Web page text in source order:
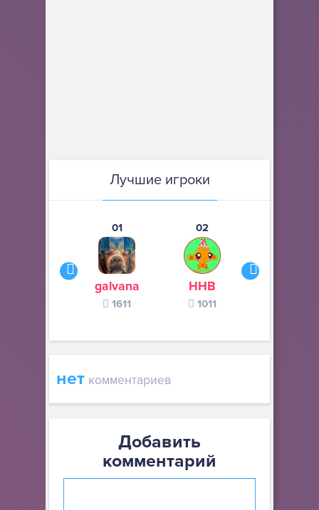
Лучшие игроки
01
galvana
1611
02
ННВ
1011
нет комментариев
Добавить
комментарий